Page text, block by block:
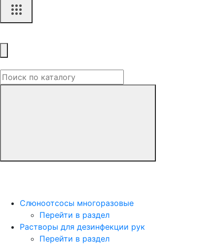
Слюноотсосы многоразовые
Перейти в раздел
Растворы для дезинфекции рук
Перейти в раздел